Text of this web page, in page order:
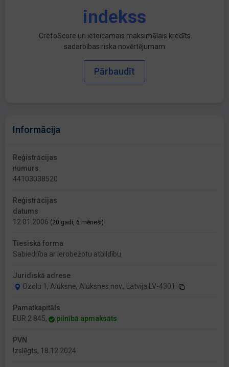
indekss
CrefoScore un ieteicamais maksimālais kredīts
sadarbības riska novērtējumam
Pārbaudīt
Informācija
Reģistrācijas
numurs
44103038520
Reģistrācijas
datums
12.01.2006 (20 gadi, 6 mēneši)
Tiesiskā forma
Sabiedrība ar ierobežotu atbildību
Juridiskā adrese
Ozolu 1, Alūksne, Alūksnes nov., Latvija LV-4301
Pamatkapitāls
EUR 2 845,
pilnībā apmaksāts
PVN
Izslēgts, 18.12.2024